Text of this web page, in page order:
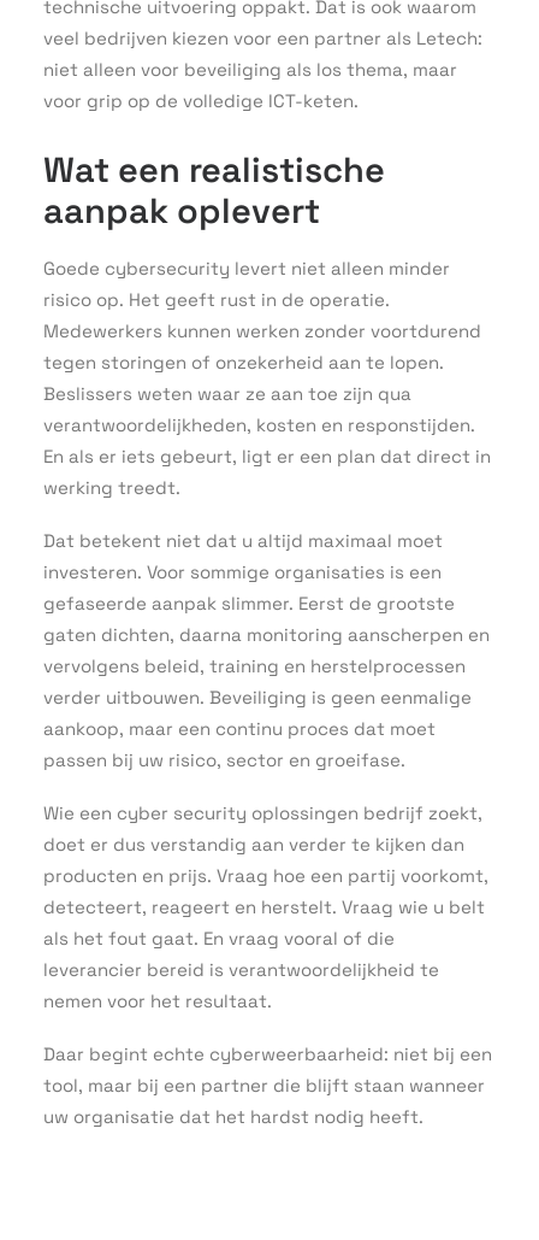
technische uitvoering oppakt. Dat is ook waarom
veel bedrijven kiezen voor een partner als Letech:
niet alleen voor beveiliging als los thema, maar
voor grip op de volledige ICT-keten.
Wat een realistische
aanpak oplevert
Goede cybersecurity levert niet alleen minder
risico op. Het geeft rust in de operatie.
Medewerkers kunnen werken zonder voortdurend
tegen storingen of onzekerheid aan te lopen.
Beslissers weten waar ze aan toe zijn qua
verantwoordelijkheden, kosten en responstijden.
En als er iets gebeurt, ligt er een plan dat direct in
werking treedt.
Dat betekent niet dat u altijd maximaal moet
investeren. Voor sommige organisaties is een
gefaseerde aanpak slimmer. Eerst de grootste
gaten dichten, daarna monitoring aanscherpen en
vervolgens beleid, training en herstelprocessen
verder uitbouwen. Beveiliging is geen eenmalige
aankoop, maar een continu proces dat moet
passen bij uw risico, sector en groeifase.
Wie een cyber security oplossingen bedrijf zoekt,
doet er dus verstandig aan verder te kijken dan
producten en prijs. Vraag hoe een partij voorkomt,
detecteert, reageert en herstelt. Vraag wie u belt
als het fout gaat. En vraag vooral of die
leverancier bereid is verantwoordelijkheid te
nemen voor het resultaat.
Daar begint echte cyberweerbaarheid: niet bij een
tool, maar bij een partner die blijft staan wanneer
uw organisatie dat het hardst nodig heeft.